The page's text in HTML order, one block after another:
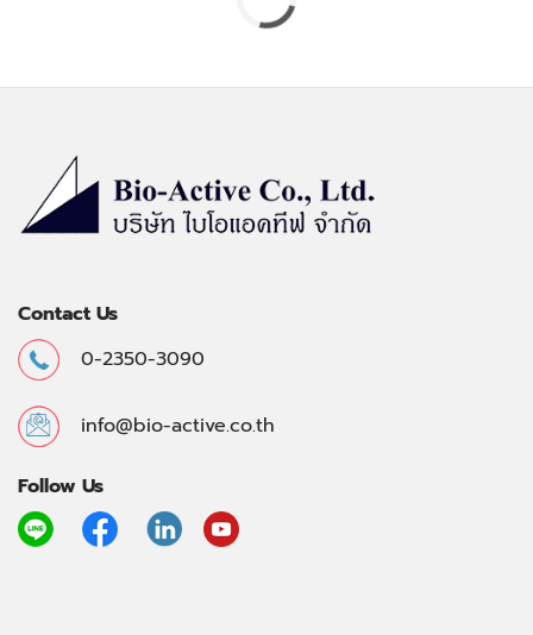
Contact Us
0-2350-3090
info@bio-active.co.th
Follow Us